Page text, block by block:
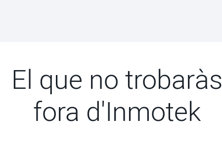
El que no trobaràs
fora d'Inmotek